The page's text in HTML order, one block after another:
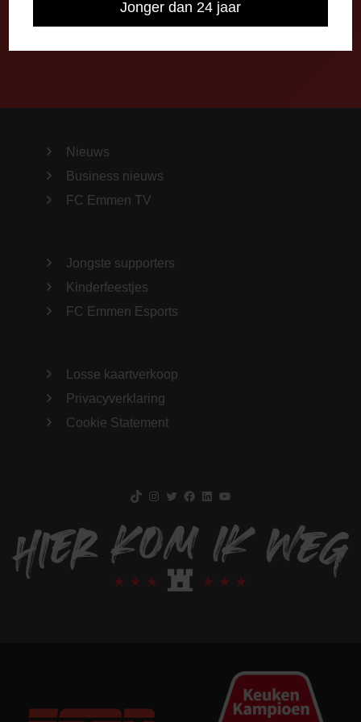
Jonger dan 24 jaar
Importeer alle wedstrijden in je agenda!
Nieuws
Business nieuws
FC Emmen TV
Jongste supporters
Kinderfeestjes
FC Emmen Esports
Losse kaartverkoop
Privacyverklaring
Cookie Statement